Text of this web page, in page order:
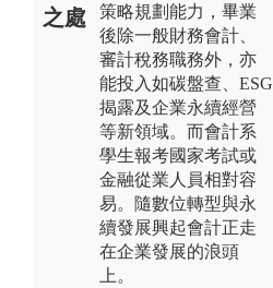
之處
策略規劃能力，畢業
後除一般財務會計、
審計稅務職務外，亦
能投入如碳盤查、ESG
揭露及企業永續經營
等新領域。而會計系
學生報考國家考試或
金融從業人員相對容
易。隨數位轉型與永
續發展興起會計正走
在企業發展的浪頭
上。